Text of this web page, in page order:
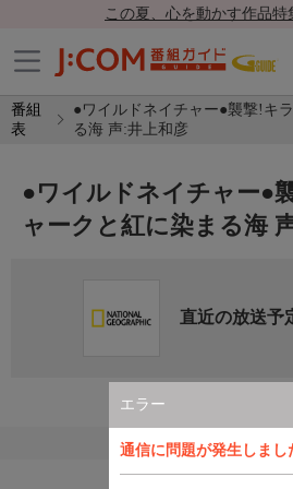
この夏、心を動かす作品特
番組
表
●ワイルドネイチャー●襲撃!キ
る海 声:井上和彦
エラー
通信に問題が発生しま
●ワイルドネイチャー●
ャークと紅に染まる海
直近の放送予